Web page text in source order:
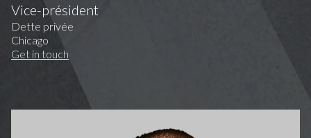
Vice-président
Dette privée
Chicago
Get in touch